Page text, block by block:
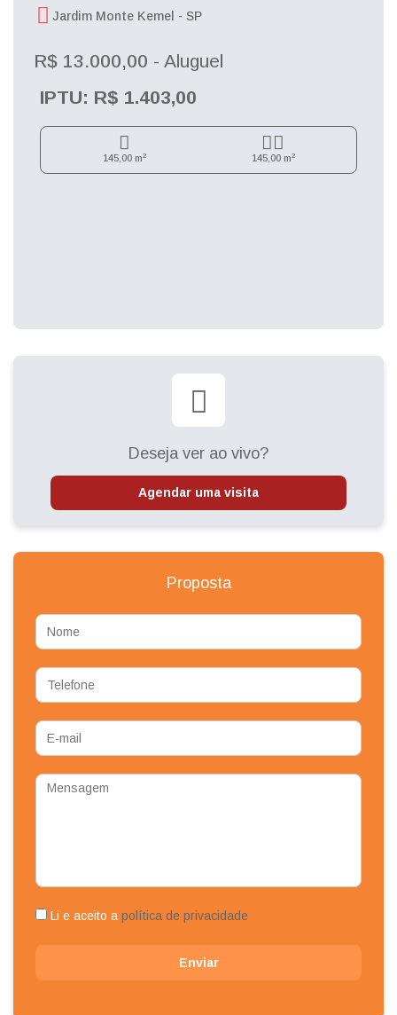
Jardim Monte Kemel - SP
R$ 13.000,00 - Aluguel
IPTU: R$ 1.403,00
145,00 m2 145,00 m2
Deseja ver ao vivo?
Agendar uma visita
Proposta
Nome
Telefone
E-
mail
Mensagem
Li e aceito a política de privacidade
Enviar